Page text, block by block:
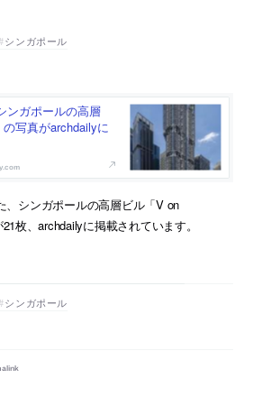
シンガポール
ンガポールの高層
写真がarchdailyに
、シンガポールの高層ビル「V on
枚、archdailyに掲載されています。
シンガポール